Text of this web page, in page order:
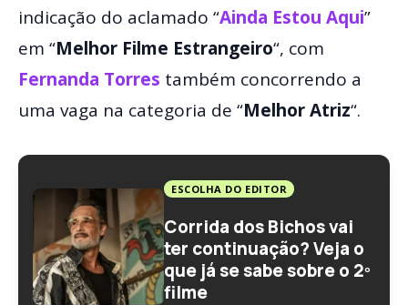
indicação do aclamado “Ainda Estou Aqui”
em “Melhor Filme Estrangeiro“, com
Fernanda Torres também concorrendo a
uma vaga na categoria de “Melhor Atriz“.
ESCOLHA DO EDITOR
Corrida dos Bichos vai
ter continuação? Veja o
que já se sabe sobre o 2º
filme